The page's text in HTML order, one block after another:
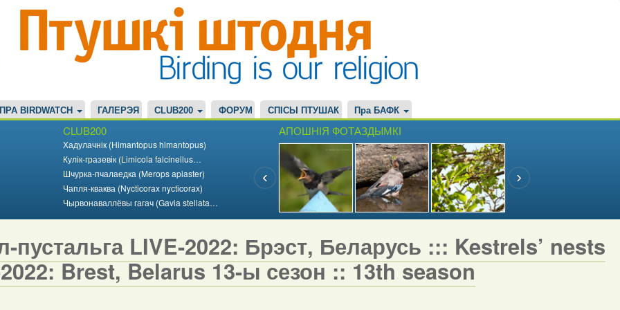
ПРА BIRDWATCH ГАЛЕРЭЯ CLUB200 ФОРУМ СПІСЫ ПТУШАК Пра БАФК
CLUB200
Хадулачнік (Himantopus himantopus)
Кулік-гразевік (Limicola falcinellus…
Шчурка-пчалаедка (Merops apiaster)
Чапля-кваква (Nycticorax nycticorax)
Чырвонаваллёвы гагач (Gavia stellata…
АПОШНІЯ ФОТАЗДЫМКІ
пустальга LIVE-2022: Брэст, Беларусь ::: Kestrels’ nests
Brest, Belarus 13-ы сезон :: 13th season